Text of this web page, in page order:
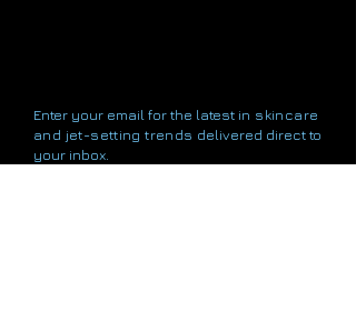
Enter your email for the latest in skincare
and jet-setting trends delivered direct to
your inbox.